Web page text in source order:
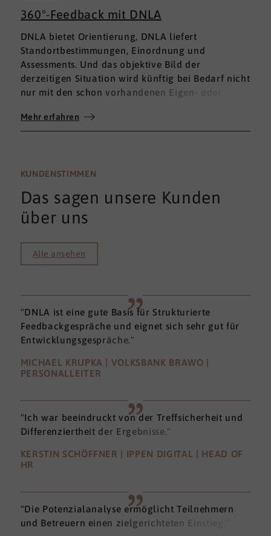
360°-Feedback mit DNLA
DNLA bietet Orientierung, DNLA liefert
Standortbestimmungen, Einordnung und
Assessments. Und das objektive Bild der
derzeitigen Situation wird künftig bei Bedarf nicht
nur mit den schon vorhandenen Eigen- oder
umfassenden 360°-Feedback.
Mehr erfahren
KUNDENSTIMMEN
Das sagen unsere Kunden
über uns
Alle ansehen
"DNLA ist eine gute Basis für Strukturierte
Feedbackgespräche und eignet sich sehr gut für
Entwicklungsgespräche."
MICHAEL KRUPKA | VOLKSBANK BRAWO |
PERSONALLEITER
"Ich war beeindruckt von der Treffsicherheit und
Differenziertheit der Ergebnisse."
KERSTIN SCHÖFFNER | IPPEN DIGITAL | HEAD OF
HR
"Die Potenzialanalyse ermöglicht Teilnehmern
und Betreuern einen zielgerichteten Einstieg."